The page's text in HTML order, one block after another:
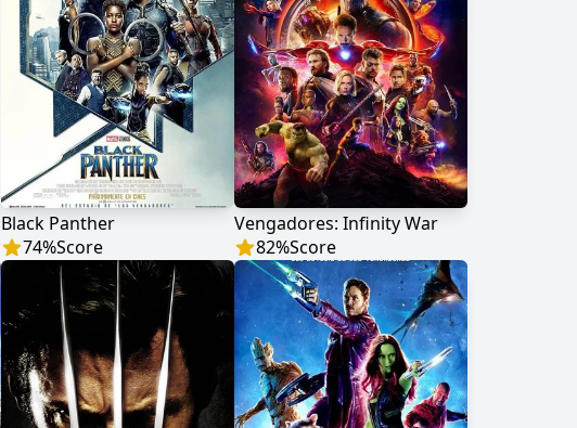
Black Panther
74%Score
Vengadores: Infinity War
82%Score